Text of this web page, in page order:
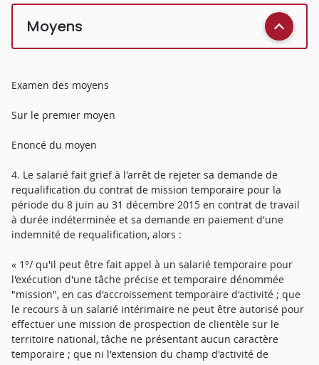
Moyens
Examen des moyens
Sur le premier moyen
Enoncé du moyen
4. Le salarié fait grief à l'arrêt de rejeter sa demande de
requalification du contrat de mission temporaire pour la
période du 8 juin au 31 décembre 2015 en contrat de travail
à durée indéterminée et sa demande en paiement d'une
indemnité de requalification, alors :
« 1°/ qu'il peut être fait appel à un salarié temporaire pour
l'exécution d'une tâche précise et temporaire dénommée
"mission", en cas d'accroissement temporaire d'activité ; que
le recours à un salarié intérimaire ne peut être autorisé pour
effectuer une mission de prospection de clientèle sur le
territoire national, tâche ne présentant aucun caractère
temporaire ; que ni l'extension du champ d'activité de